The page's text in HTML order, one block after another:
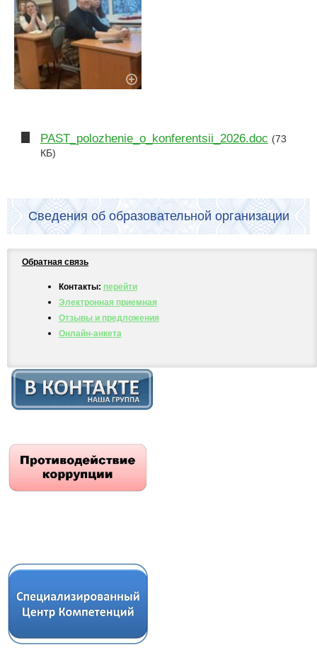
PAST_polozhenie_o_konferentsii_2026.doc (73
КБ)
Сведения об образовательной организации
Обратная связь
Контакты: перейти
Электронная приемная
Отзывы и предложения
Онлайн-анкета